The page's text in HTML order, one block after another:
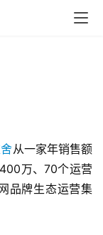
从一家年销售额
万、70个运营
品牌生态运营集